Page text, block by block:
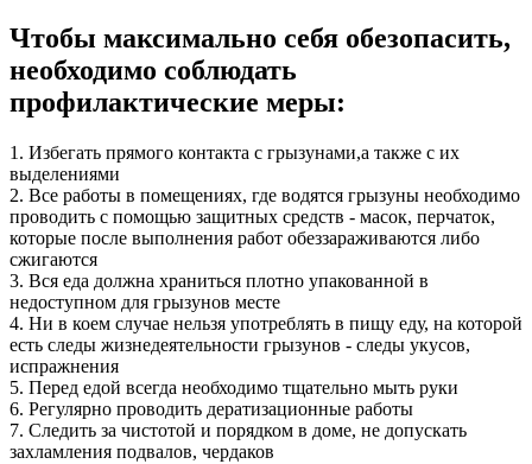
Чтобы максимально себя обезопасить,
необходимо соблюдать
профилактические меры:
1. Избегать прямого контакта с грызунами,а также с их
выделениями
2. Все работы в помещениях, где водятся грызуны необходимо
проводить с помощью защитных средств - масок, перчаток,
которые после выполнения работ обеззараживаются либо
сжигаются
3. Вся еда должна храниться плотно упакованной в
недоступном для грызунов месте
4. Ни в коем случае нельзя употреблять в пищу еду, на которой
есть следы жизнедеятельности грызунов - следы укусов,
испражнения
5. Перед едой всегда необходимо тщательно мыть руки
6. Регулярно проводить дератизационные работы
7. Следить за чистотой и порядком в доме, не допускать
захламления подвалов, чердаков